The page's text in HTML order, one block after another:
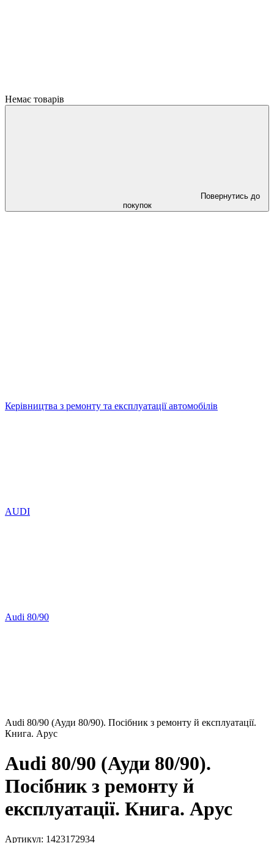
Немає товарів
Повернутись до
покупок
Керівництва з ремонту та експлуатації автомобілів
AUDI
Audi 80/90
Audi 80/90 (Ауди 80/90). Посібник з ремонту й експлуатації.
Книга. Арус
Audi 80/90 (Ауди 80/90).
Посібник з ремонту й
експлуатації. Книга. Арус
Артикул: 1423172934